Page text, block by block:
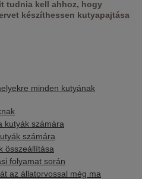
tudnia kell ahhoz, hogy
készíthessen kutyapajtása
minden kutyának
kutyák számára
számára
összeállítása
folyamat során
az állatorvossal még ma